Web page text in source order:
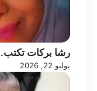
رشا بركات
يوليو 22, 2026